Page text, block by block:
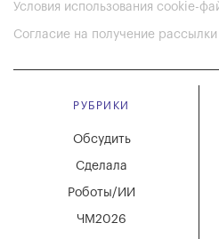
Условия использования cookie-
Согласие на получение рассылки
РУБРИКИ
Обсудить
Сделала
Роботы/ИИ
ЧМ2026